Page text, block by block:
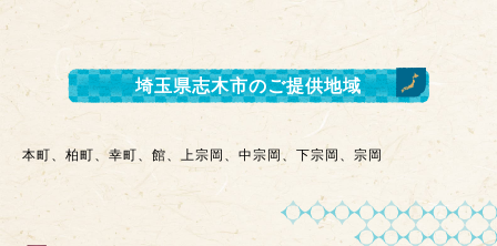
埼玉県志木市のご提供地域
本町、柏町、幸町、館、上宗岡、中宗岡、下宗岡、宗岡